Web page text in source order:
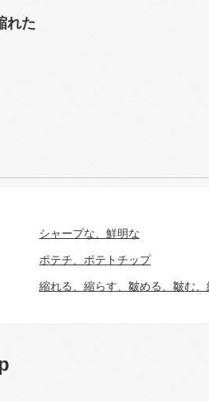
れた
シャープな、鮮明な
ポテチ、ポテトチップ
縮れる、縮らす、皺める、皺む、